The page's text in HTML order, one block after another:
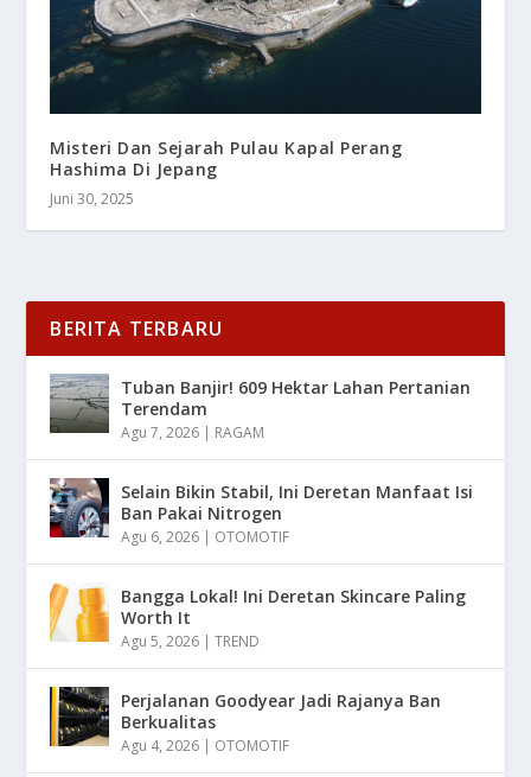
Misteri Dan Sejarah Pulau Kapal Perang
Hashima Di Jepang
Juni 30, 2025
BERITA TERBARU
Tuban Banjir! 609 Hektar Lahan Pertanian
Terendam
Agu 7, 2026 | RAGAM
Selain Bikin Stabil, Ini Deretan Manfaat Isi
Ban Pakai Nitrogen
Agu 6, 2026 | OTOMOTIF
Bangga Lokal! Ini Deretan Skincare Paling
Worth It
Agu 5, 2026 |TREND
Perjalanan Goodyear Jadi Rajanya Ban
Berkualitas
Agu 4, 2026 | OTOMOTIF